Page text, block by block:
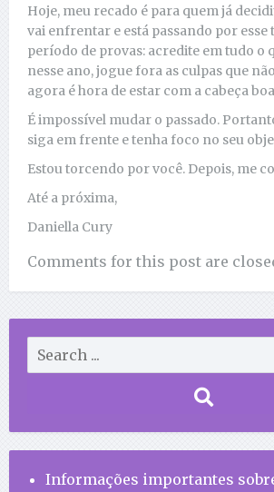
Hoje, meu recado é para quem já
vai enfrentar e está passando por
período de provas: acredite em tudo o
nesse ano, jogue fora as culpas que
agora é hora de estar com a cabeça
É impossível mudar o passado.
siga em frente e tenha foco no seu
Estou torcendo por você. Depois, me
Até a próxima,
Daniella Cury
Comments for this post are
Informações importantes